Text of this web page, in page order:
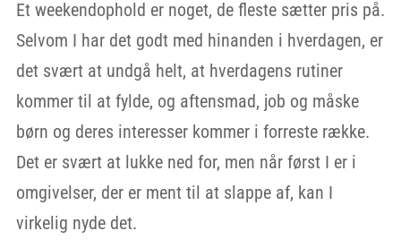
Et weekendophold er noget, de fleste sætter pris på.
Selvom I har det godt med hinanden i hverdagen, er
det svært at undgå helt, at hverdagens rutiner
kommer til at fylde, og aftensmad, job og måske
børn og deres interesser kommer i forreste række.
Det er svært at lukke ned for, men når først I er i
omgivelser, der er ment til at slappe af, kan I
virkelig nyde det.